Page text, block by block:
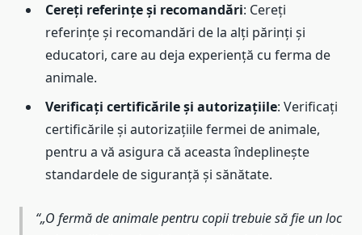
Cereți referințe și recomandări: Cereți
referințe și recomandări de la alți părinți și
educatori, care au deja experiență cu ferma de
animale.
Verificați certificările și autorizațiile: Verificați
certificările și autorizațiile fermei de animale,
pentru a vă asigura că aceasta îndeplinește
standardele de siguranță și sănătate.
„O fermă de animale pentru copii trebuie să fie un loc